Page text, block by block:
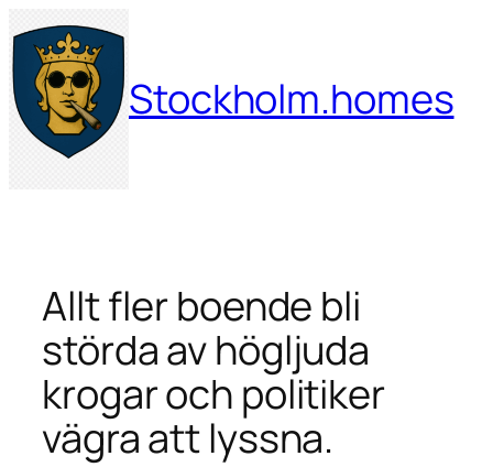
Hoppa
till
innehåll
Stockholm.homes
Allt fler boende bli
störda av högljuda
krogar och politiker
vägra att lyssna.